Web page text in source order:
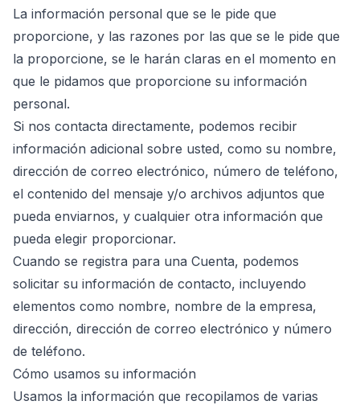
La información personal que se le pide que
proporcione, y las razones por las que se le pide que
la proporcione, se le harán claras en el momento en
que le pidamos que proporcione su información
personal.
Si nos contacta directamente, podemos recibir
información adicional sobre usted, como su nombre,
dirección de correo electrónico, número de teléfono,
el contenido del mensaje y/o archivos adjuntos que
pueda enviarnos, y cualquier otra información que
pueda elegir proporcionar.
Cuando se registra para una Cuenta, podemos
solicitar su información de contacto, incluyendo
elementos como nombre, nombre de la empresa,
dirección, dirección de correo electrónico y número
de teléfono.
Cómo usamos su información
Usamos la información que recopilamos de varias